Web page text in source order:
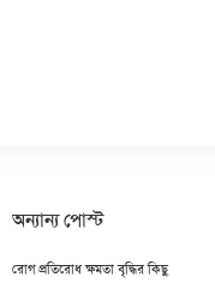
অন্যান্য পোস্ট
রোগ প্রতিরোধ ক্ষমতা বৃদ্ধির কিছু